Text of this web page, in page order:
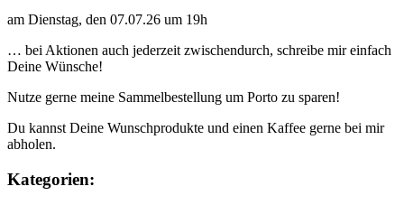
am Dienstag, den 07.07.26 um 19h
… bei Aktionen auch jederzeit zwischendurch, schreibe mir einfach
Deine Wünsche!
Nutze gerne meine Sammelbestellung um Porto zu sparen!
Du kannst Deine Wunschprodukte und einen Kaffee gerne bei mir
abholen.
Kategorien: